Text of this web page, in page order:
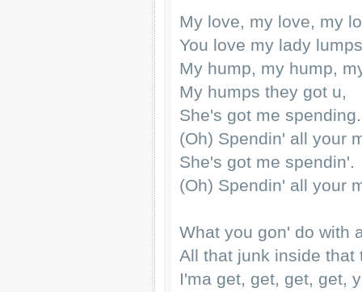
My love, my love, my
You love my lady
My hump, my hump,
My humps they got u,
She's got me spending.
(Oh) Spendin' all your
She's got me spendin'.
(Oh) Spendin' all your
What you gon' do with
All that junk inside that
I'ma get, get, get, get,